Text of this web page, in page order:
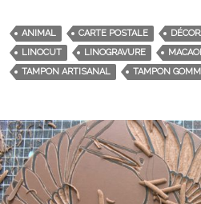
ANIMAL CARTE POSTALE
LINOCUT
LINOGRAVURE
TAMPON ARTISANAL
TAMPON